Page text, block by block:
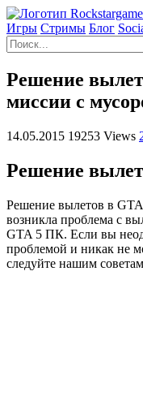
Игры Cтримы Блог
Решение
миссии с
14.05.2015 19253 Views
Решение
Решение вылетов в
возникла проблема с
GTA 5 ПК. Если вы
проблемой и никак не
следуйте нашим